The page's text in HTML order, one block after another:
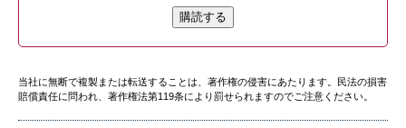
購読する
当社に無断で複製または転送することは、著作権の侵害にあたります。民法の損害
賠償責任に問われ、著作権法第119条により罰せられますのでご注意ください。